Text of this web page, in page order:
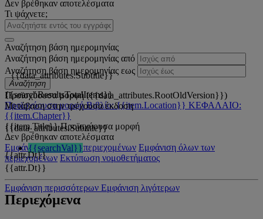
Δεν βρέθηκαν αποτελέσματα
Τι ψάχνετε;
Αναζήτηση βάση ημερομηνίας
Αναζήτηση βάση ημερομηνίας από
Αναζήτηση βάση ημερομηνίας εως
Αναζήτηση
{{searchResultsTotalItems}}
Προϊσχύουσα μορφή Βιβλίο: {{item.Location}} ΚΕΦΑΛΑΙΟ:
{{item.Chapter}}
{{item.Title}} Προϊσχύουσα μορφή
Δεν βρέθηκαν αποτελέσματα
Εμφάνιση όλων των περιεχομένων Εμφάνιση όλων των
περιεχομένων Εκτύπωση νομοθετήματος
{{data_attributes.Subtitle}}
Προϊσχύουσα μορφή ({{data_attributes.RootOldVersion}})
Μετάβαση στην τρέχουσα έκδοση
{{data_attributes.Subtitle}}
{{searchVal}}
{{attr.Dt}}
Εμφάνιση περισσότερων Εμφάνιση λιγότερων
{{attr.Dt}}
Περιεχόμενα